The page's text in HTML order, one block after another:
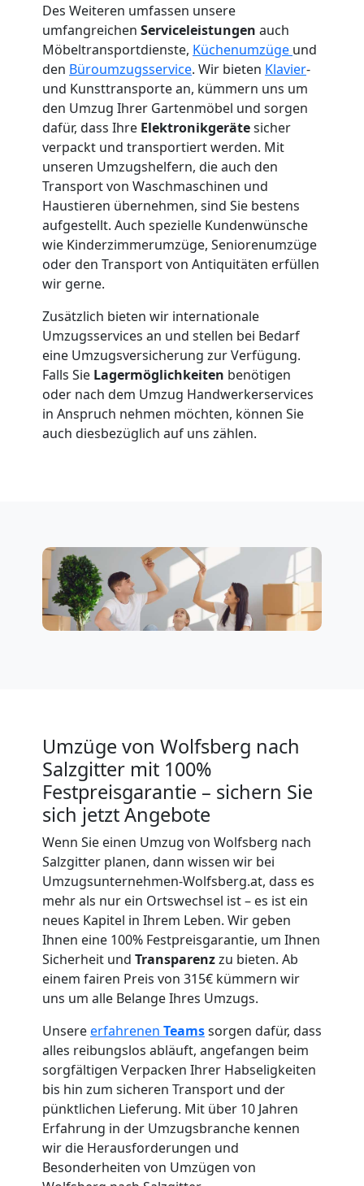
Des Weiteren umfassen unsere
umfangreichen Serviceleistungen auch
Möbeltransportdienste, Küchenumzüge und
den Büroumzugsservice. Wir bieten Klavier-
und Kunsttransporte an, kümmern uns um
den Umzug Ihrer Gartenmöbel und sorgen
dafür, dass Ihre Elektronikgerätesicher
verpackt und transportiert werden. Mit
unseren Umzugshelfern, die auch den
Transport von Waschmaschinen und
Haustieren übernehmen, sind Sie bestens
aufgestellt. Auch spezielle Kundenwünsche
wie Kinderzimmerumzüge, Seniorenumzüge
oder den Transport von Antiquitäten erfüllen
wir gerne.
Zusätzlich bieten wir internationale
Umzugsservices an und stellen bei Bedarf
eine Umzugsversicherung zur Verfügung.
Falls Sie Lagermöglichkeiten benötigen
oder nach dem Umzug Handwerkerservices
in Anspruch nehmen möchten, können Sie
auch diesbezüglich auf uns zählen.
Umzüge von Wolfsberg nach
Salzgitter mit 100%
Festpreisgarantie – sichern Sie
sich jetzt Angebote
Wenn Sie einen Umzug von Wolfsberg nach
Salzgitter planen, dann wissen wir bei
Umzugsunternehmen-Wolfsberg.at, dass es
mehr als nur ein Ortswechsel ist – es ist ein
neues Kapitel in Ihrem Leben. Wir geben
Ihnen eine 100% Festpreisgarantie, um Ihnen
Sicherheit und Transparenzzu bieten. Ab
einem fairen Preis von 315€ kümmern wir
uns um alle Belange Ihres Umzugs.
Unsereerfahrenen Teamssorgen dafür, dass
alles reibungslos abläuft, angefangen beim
sorgfältigen Verpacken Ihrer Habseligkeiten
bis hin zum sicheren Transport und der
pünktlichen Lieferung. Mit über 10 Jahren
Erfahrung in der Umzugsbranche kennen
wir die Herausforderungen und
Besonderheiten von Umzügen von
Umzug
Wolfsberg
Mann
LKW
Möbellift
Wolfsberg
Übersiedlung
Wolfsberg
Wolfsberg
Privatumzug
Wolfsberg
Umzug
für
Senioren
Wolfsberg
Fernumzug
Wolfsberg